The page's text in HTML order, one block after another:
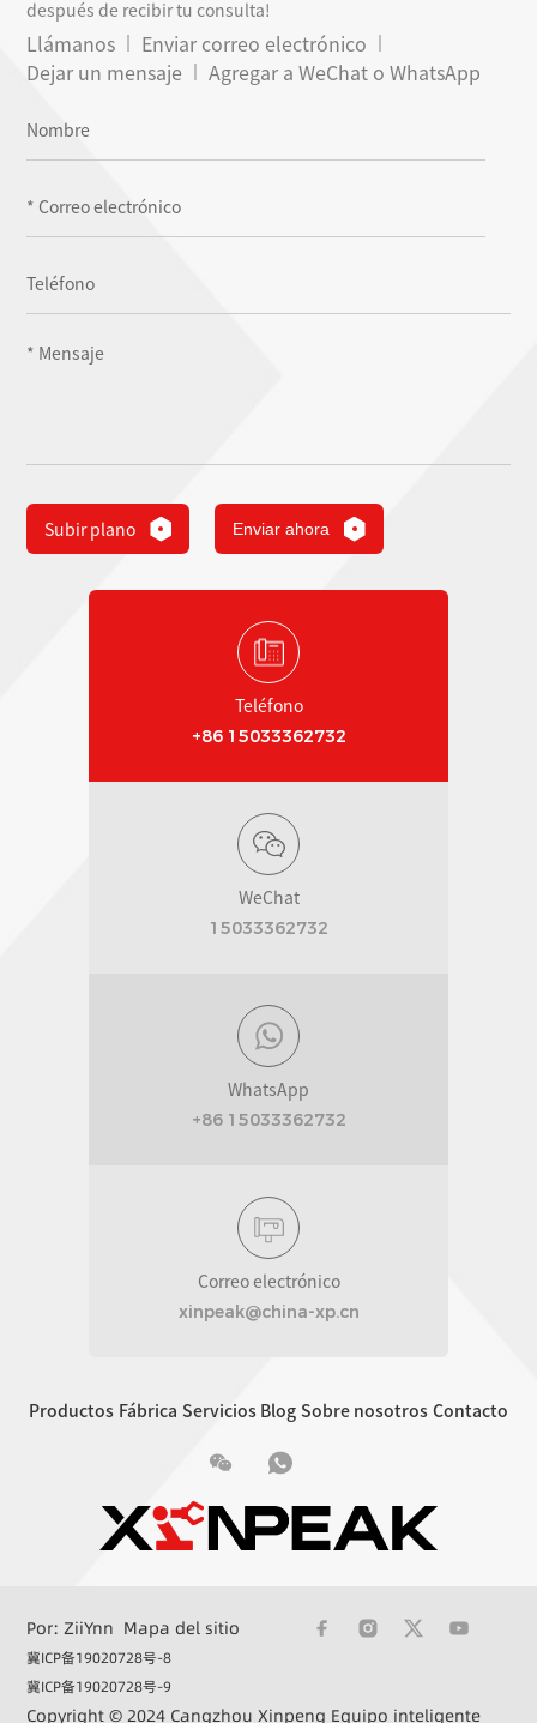
obtener retroalimentación y resolver problemas,
utilizándola para mejorar nuestros productos y servicios.
después de recibir tu consulta!
Llámanos
Enviar correo electrónico
Dejar un mensaje
Agregar a WeChat o WhatsApp
Subir plano Enviar ahora
Teléfono
+86 15033362732
WeChat
15033362732
WhatsApp
+86 15033362732
Correo electrónico
xinpeak@china-xp.cn
Productos Fábrica Servicios Blog Sobre nosotros Contacto
Por: ZiiYnn Mapa del sitio
冀ICP备19020728号-8
冀ICP备19020728号-9
Copyright © 2024 Cangzhou Xinpeng Equipo inteligente